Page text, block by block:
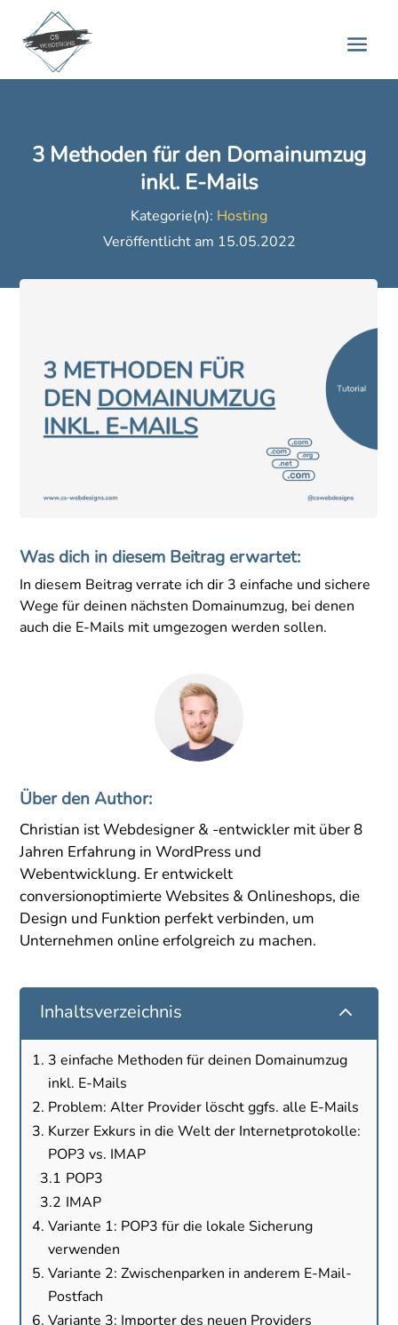
3 Methoden für den Domainumzug
inkl. E-Mails
Kategorie(n): Hosting
Veröffentlicht am 15.05.2022
Was dich in diesem Beitrag erwartet:
In diesem Beitrag verrate ich dir 3 einfache und sichere
Wege für deinen nächsten Domainumzug, bei denen
auch die E-Mails mit umgezogen werden sollen.
Über den Author:
Christian ist Webdesigner & -entwickler mit über 8
Jahren Erfahrung in WordPress und
Webentwicklung. Er entwickelt
conversionoptimierte Websites & Onlineshops, die
Design und Funktion perfekt verbinden, um
Unternehmen online erfolgreich zu machen.
Inhaltsverzeichnis 2
3 einfache Methoden für deinen Domainumzug
inkl. E-Mails
Problem: Alter Provider löscht ggfs. alle E-Mails
Kurzer Exkurs in die Welt der Internetprotokolle:
POP3 vs. IMAP
POP3
IMAP
Variante 1: POP3 für die lokale Sicherung
verwenden
Variante 2: Zwischenparken in anderem E-Mail-
Postfach
Variante 3: Importer des neuen Providers